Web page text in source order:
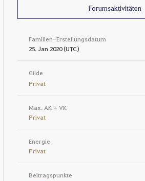
Forumsaktivitäten
Familien-Erstellungsdatum
25. Jan 2020 (UTC)
Gilde
Privat
Max. AK + VK
Privat
Energie
Privat
Beitragspunkte